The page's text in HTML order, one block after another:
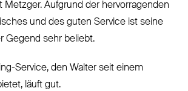
Metzger. Aufgrund der hervorragenden
und des guten Service ist seine
Gegend sehr beliebt.
Service, den Walter seit einem
läuft gut.